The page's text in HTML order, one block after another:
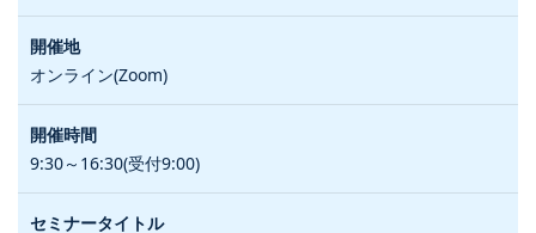
オンライン(Zoom)
9:30～16:30(受付9:00)